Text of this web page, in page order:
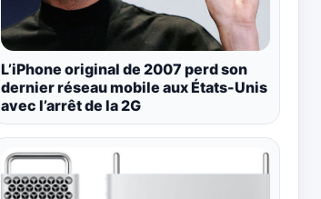
L’iPhone original de 2007 perd son
dernier réseau mobile aux États-Unis
avec l’arrêt de la 2G